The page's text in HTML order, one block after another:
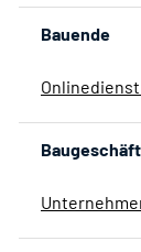
Bauende
Baugeschäft